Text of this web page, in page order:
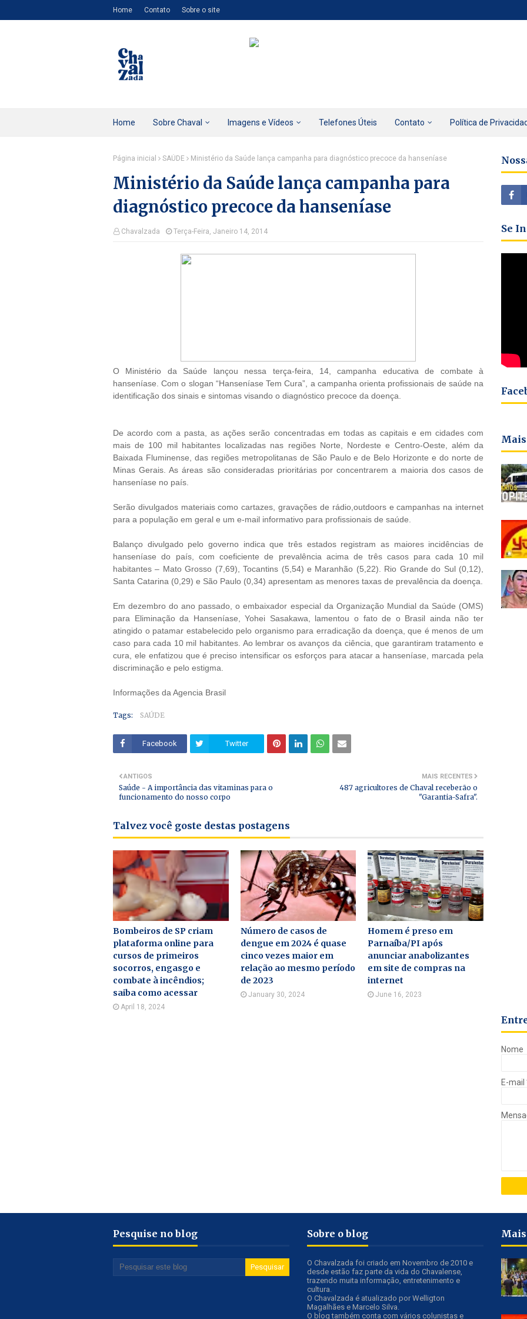
Home Contato Sobre o site
Home Sobre Chaval Imagens e Vídeos Telefones Úteis Contato Política de
Página inicial SAÚDE Ministério da Saúde lança campanha para diagnóstico precoce da hanseníase
Ministério da Saúde lança campanha para
diagnóstico precoce da hanseníase
Chavalzada Terça-Feira, Janeiro 14, 2014
O Ministério da Saúde lançou nessa terça-feira, 14, campanha educativa de combate à
hanseníase. Com o slogan “Hanseníase Tem Cura”, a campanha orienta profissionais de saúde na
identificação dos sinais e sintomas visando o diagnóstico precoce da doença.
De acordo com a pasta, as ações serão concentradas em todas as capitais e em cidades com
mais de 100 mil habitantes localizadas nas regiões Norte, Nordeste e Centro-Oeste, além da
Baixada Fluminense, das regiões metropolitanas de São Paulo e de Belo Horizonte e do norte de
Minas Gerais. As áreas são consideradas prioritárias por concentrarem a maioria dos casos de
hanseníase no país.
Serão divulgados materiais como cartazes, gravações de rádio,outdoors e campanhas na internet
para a população em geral e um e-mail informativo para profissionais de saúde.
Balanço divulgado pelo governo indica que três estados registram as maiores incidências de
hanseníase do país, com coeficiente de prevalência acima de três casos para cada 10 mil
habitantes – Mato Grosso (7,69), Tocantins (5,54) e Maranhão (5,22). Rio Grande do Sul (0,12),
Santa Catarina (0,29) e São Paulo (0,34) apresentam as menores taxas de prevalência da doença.
Em dezembro do ano passado, o embaixador especial da Organização Mundial da Saúde (OMS)
para Eliminação da Hanseníase, Yohei Sasakawa, lamentou o fato de o Brasil ainda não ter
atingido o patamar estabelecido pelo organismo para erradicação da doença, que é menos de um
caso para cada 10 mil habitantes. Ao lembrar os avanços da ciência, que garantiram tratamento e
cura, ele enfatizou que é preciso intensificar os esforços para atacar a hanseníase, marcada pela
discriminação e pelo estigma.
Informações da Agencia Brasil
Tags: SAÚDE
Facebook Twitter
MAIS RECENTES
487 agricultores de Chaval receberão o
"Garantia-Safra".
ANTIGOS
Saúde - A importância das vitaminas para o
funcionamento do nosso corpo
Talvez você goste destas postagens
Bombeiros de SP criam
plataforma online para
cursos de primeiros
socorros, engasgo e
combate à incêndios;
saiba como acessar
April 18, 2024
Número de casos de
dengue em 2024 é quase
cinco vezes maior em
relação ao mesmo período
de 2023
January 30, 2024
Homem é preso em
Parnaíba/PI após
anunciar anabolizantes
em site de compras na
internet
June 16, 2023
Se
Nome
E-mail
Pesquise no blog Sobre o blog
O Chavalzada foi criado em Novembro de 2010 e
desde estão faz parte da vida do Chavalense,
trazendo muita informação, entretenimento e
cultura.
O Chavalzada é atualizado por Welligton
Magalhães e Marcelo Silva.
O blog também conta com vários colunistas e